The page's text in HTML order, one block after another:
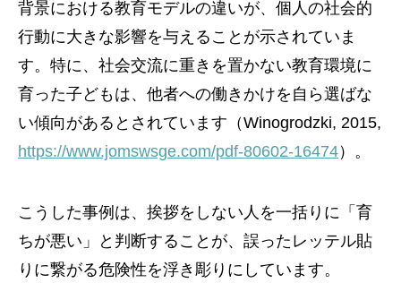
背景における教育モデルの違いが、個人の社会的
行動に大きな影響を与えることが示されていま
す。特に、社会交流に重きを置かない教育環境に
育った子どもは、他者への働きかけを自ら選ばな
い傾向があるとされています（Winogrodzki, 2015,
https://www.jomswsge.com/pdf-80602-16474）。
こうした事例は、挨拶をしない人を一括りに「育
ちが悪い」と判断することが、誤ったレッテル貼
りに繋がる危険性を浮き彫りにしています。